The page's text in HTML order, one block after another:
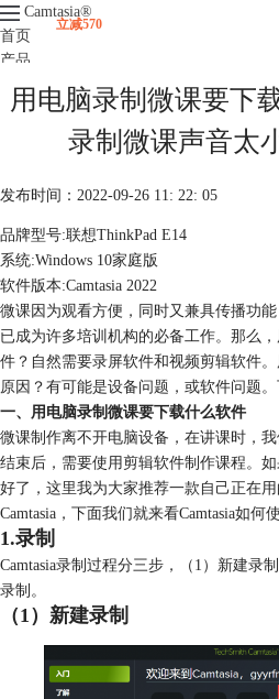
Camtasia®
首页
产品
下载
升级
立减570
用电脑录制微课要下
录制微课声音太
发布时间：2022-09-26 11: 22: 05
品牌型号:联想ThinkPad E14
系统:Windows 10家庭版
软件版本:Camtasia 2022
微课因为观看方便，同时又兼具传播功
已成为许多培训机构的必备工作。那么，
件？自然需要录屏软件和视频剪辑软件
原因？有可能是设备问题，或软件问题
一、用电脑录制微课要下载什么软件
微课制作离不开电脑设备，在讲课时，
结束后，需要使用剪辑软件制作课程。
好了，这里我为大家推荐一款自己正在
Camtasia，下面我们就来看Camtasia如何
1.录制
Camtasia录制过程分三步，（1）新建录
录制。
（1）新建录制